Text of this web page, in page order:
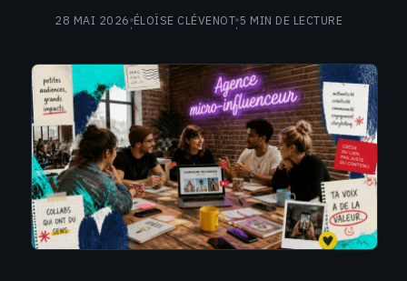
28 MAI 2026·ÉLOÏSE CLÉVENOT·5 MIN DE LECTURE